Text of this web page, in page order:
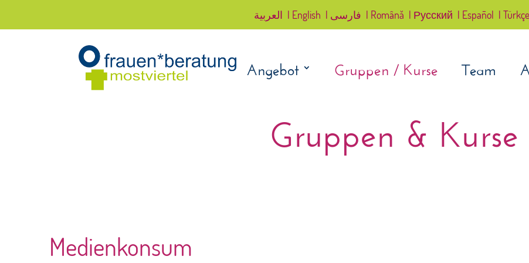
العربية | English | فارسی | Română | Русский | Español | Türkçe
Angebot Gruppen / Kurse Team
Gruppen & Kurse
Medienkonsum